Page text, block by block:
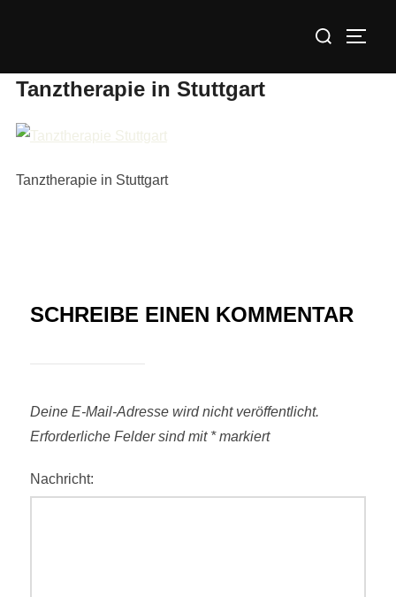
Suchen
Tanztherapie in Stuttgart
Tanztherapie in Stuttgart
SCHREIBE EINEN KOMMENTAR
Deine E-Mail-Adresse wird nicht veröffentlicht.
Erforderliche Felder sind mit *markiert
Nachricht: